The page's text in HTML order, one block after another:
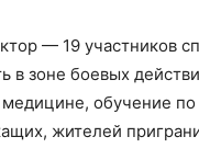
— 19 участников
в зоне боевых
обучение
жителей